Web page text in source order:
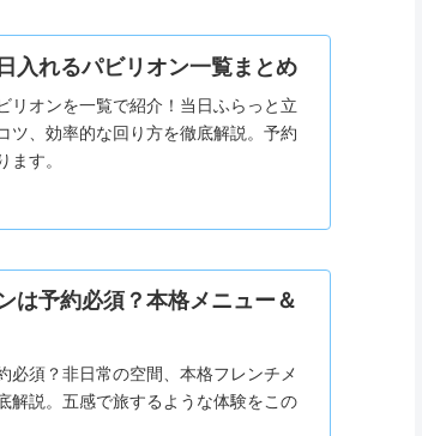
入れるパビリオン一覧まとめ
リオンを一覧で紹介！当日ふらっと立
ツ、効率的な回り方を徹底解説。予約
す。
は予約必須？本格メニュー＆
必須？非日常の空間、本格フレンチメ
解説。五感で旅するような体験をこの